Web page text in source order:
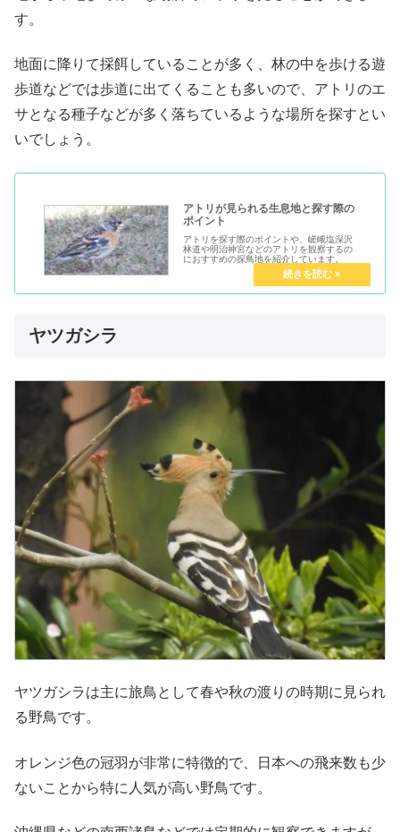
す。
地面に降りて採餌していることが多く、林の中を歩ける遊
歩道などでは歩道に出てくることも多いので、アトリのエ
サとなる種子などが多く落ちているような場所を探すとい
いでしょう。
アトリが見られる生息地と探す際の
ポイント
アトリを探す際のポイントや、嵯峨塩深沢
林道や明治神宮などのアトリを観察するの
におすすめの探鳥地を紹介しています。
ヤツガシラ
ヤツガシラは主に旅鳥として春や秋の渡りの時期に見られ
る野鳥です。
オレンジ色の冠羽が非常に特徴的で、日本への飛来数も少
ないことから特に人気が高い野鳥です。